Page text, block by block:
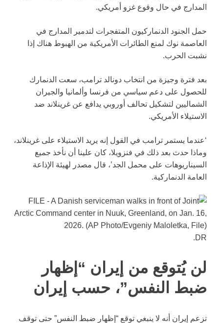
المدارج في حال وقوع غزو أمريكي.
حمل الجنود الدنماركيون المتفجرات لتدمير المدارج في
العاصمة نوك لمنع الطائرات الأمريكية من الهبوط هناك إذا
نشبت الحرب.
بعد فترة وجيزة من انتخاب دونالد ترامب، سعت الدنمارك
للحصول على دعم سياسي من فرنسا وألمانيا والجيران
الشماليين لتشكيل تحالف أوروبي يدافع عن غرينلاند ضد
الاستيلاء الأمريكي.
‘عندما يستمر ترامب في القول إنه يريد الاستيلاء على غرينلاند،
وماذا حدث بعد ذلك في فنزويلا، كان علينا أن نأخذ جميع
السيناريوهات على محمل الجد’، قال مصدر لهيئة الإذاعة
العامة الدنماركية.
DR.
لن يُتوقع من إيران “إظهار
ضبط النفس”، حسب إيران
تزعم إيران أنه لا ينبغي توقع “إظهار ضبط النفس” حتى توقف